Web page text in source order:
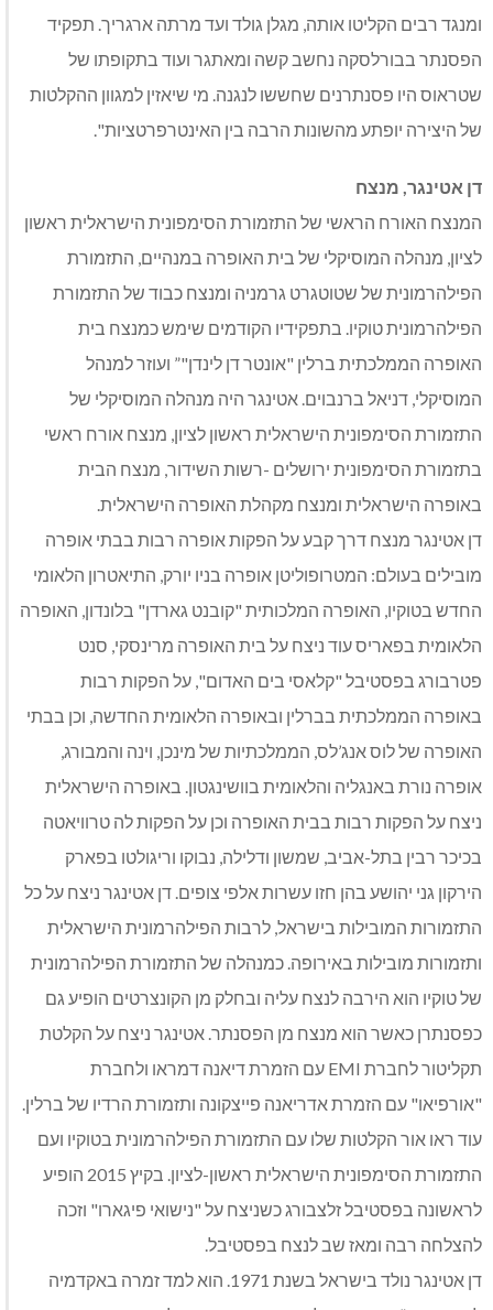
ומנגד רבים הקליטו אותה, מגלן גולד ועד מרתה ארגריך. תפקיד
הפסנתר בבורלסקה נחשב קשה ומאתגר ועוד בתקופתו של
שטראוס היו פסנתרנים שחששו לנגנה. מי שיאזין למגוון ההקלטות
של היצירה יופתע מהשונות הרבה בין האינטרפרטציות".
דן אטינגר, מנצח
המנצח האורח הראשי של התזמורת הסימפונית הישראלית ראשון
לציון, מנהלה המוסיקלי של בית האופרה במנהיים, התזמורת
הפילהרמונית של שטוטגרט גרמניה ומנצח כבוד של התזמורת
הפילהרמונית טוקיו. בתפקידיו הקודמים שימש כמנצח בית
האופרה הממלכתית ברלין "אונטר דן לינדן"” ועוזר למנהל
המוסיקלי, דניאל ברנבוים. אטינגר היה מנהלה המוסיקלי של
התזמורת הסימפונית הישראלית ראשון לציון, מנצח אורח ראשי
בתזמורת הסימפונית ירושלים -רשות השידור, מנצח הבית
באופרה הישראלית ומנצח מקהלת האופרה הישראלית.
דן אטינגר מנצח דרך קבע על הפקות אופרה רבות בבתי אופרה
מובילים בעולם: המטרופוליטן אופרה בניו יורק, התיאטרון הלאומי
החדש בטוקיו, האופרה המלכותית "קובנט גארדן" בלונדון, האופרה
הלאומית בפאריס עוד ניצח על בית האופרה מרינסקי, סנט
פטרבורג בפסטיבל "קלאסי בים האדום", על הפקות רבות
באופרה הממלכתית בברלין ובאופרה הלאומית החדשה, וכן בבתי
האופרה של לוס אנג’לס, הממלכתיות של מינכן, וינה והמבורג,
אופרה נורת באנגליה והלאומית בוושינגטון. באופרה הישראלית
ניצח על הפקות רבות בבית האופרה וכן על הפקות לה טרוויאטה
בכיכר רבין בתל-אביב, שמשון ודלילה, נבוקו וריגולטו בפארק
הירקון גני יהושע בהן חזו עשרות אלפי צופים. דן אטינגר ניצח על כל
התזמורות המובילות בישראל, לרבות הפילהרמונית הישראלית
ותזמורות מובילות באירופה. כמנהלה של התזמורת הפילהרמונית
של טוקיו הוא הירבה לנצח עליה ובחלק מן הקונצרטים הופיע גם
כפסנתרן כאשר הוא מנצח מן הפסנתר. אטינגר ניצח על הקלטת
תקליטור לחברת EMI עם הזמרת דיאנה דמראו ולחברת
"אורפיאו" עם הזמרת אדריאנה פייצקונה ותזמורת הרדיו של ברלין.
עוד ראו אור הקלטות שלו עם התזמורת הפילהרמונית בטוקיו ועם
התזמורת הסימפונית הישראלית ראשון-לציון. בקיץ 2015 הופיע
לראשונה בפסטיבל זלצבורג כשניצח על "נישואי פיגארו" וזכה
להצלחה רבה ומאז שב לנצח בפסטיבל.
דן אטינגר נולד בישראל בשנת 1971. הוא למד זמרה באקדמיה